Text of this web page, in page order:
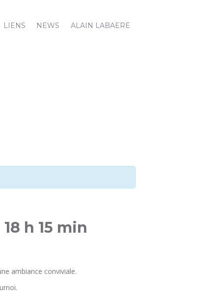
LIENS NEWS ALAIN LABAERE
18 h 15 min
ambiance conviviale.